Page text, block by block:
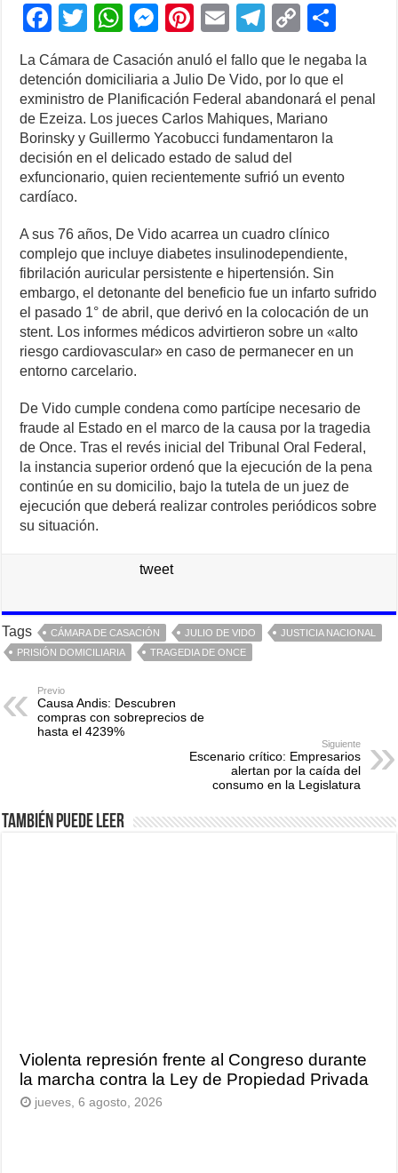
F
a
c
e
b
o
o
T
wi
tt
er
W
at
s
A
p
p
M
e
ss
e
n
g
er
Pi
nt
er
e
st
E
m
ail
T
e
gr
a
m
C
p
y
Li
k
h
ar
e
La Cámara de Casación anuló el fallo que le negaba la
detención domiciliaria a Julio De Vido, por lo que el
exministro de Planificación Federal abandonará el penal
de Ezeiza. Los jueces Carlos Mahiques, Mariano
Borinsky y Guillermo Yacobucci fundamentaron la
decisión en el delicado estado de salud del
exfuncionario, quien recientemente sufrió un evento
cardíaco.
A sus 76 años, De Vido acarrea un cuadro clínico
complejo que incluye diabetes insulinodependiente,
fibrilación auricular persistente e hipertensión. Sin
embargo, el detonante del beneficio fue un infarto sufrido
el pasado 1° de abril, que derivó en la colocación de un
stent. Los informes médicos advirtieron sobre un «alto
riesgo cardiovascular» en caso de permanecer en un
entorno carcelario.
De Vido cumple condena como partícipe necesario de
fraude al Estado en el marco de la causa por la tragedia
de Once. Tras el revés inicial del Tribunal Oral Federal,
la instancia superior ordenó que la ejecución de la pena
continúe en su domicilio, bajo la tutela de un juez de
ejecución que deberá realizar controles periódicos sobre
su situación.
tweet
Tags CÁMARA DE CASACIÓN JULIO DE VIDO
JUSTICIA NACIONAL
PRISIÓN DOMICILIARIA
TRAGEDIA DE ONCE
Previo
Causa Andis: Descubren
compras con sobreprecios de
hasta el 4239%
Siguiente
Escenario crítico: Empresarios
alertan por la caída del
consumo en la Legislatura
También puede leer
Violenta represión frente al Congreso durante
la marcha contra la Ley de Propiedad Privada
jueves, 6 agosto, 2026